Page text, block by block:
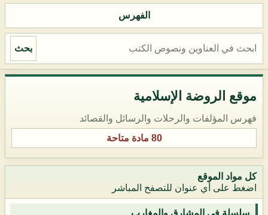
الفهرس
بحث
موقع الروضة الإسلامية
فهرس المؤلفات والرحلات والرسائل والقصائد
80 مادة متاحة
كل مواد الموقع
اضغط على أي عنوان للتصفح المباشر
سلسلة في المشارق والمغارب